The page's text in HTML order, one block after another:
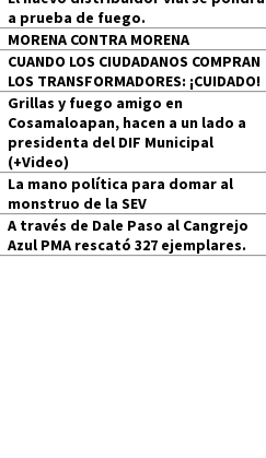
a prueba de fuego.
MORENA CONTRA MORENA
CUANDO LOS CIUDADANOS COMPRAN
LOS TRANSFORMADORES: ¡CUIDADO!
Grillas y fuego amigo en
Cosamaloapan, hacen a un lado a
presidenta del DIF Municipal
(+Video)
La mano política para domar al
monstruo de la SEV
A través de Dale Paso al Cangrejo
Azul PMA rescató 327 ejemplares.